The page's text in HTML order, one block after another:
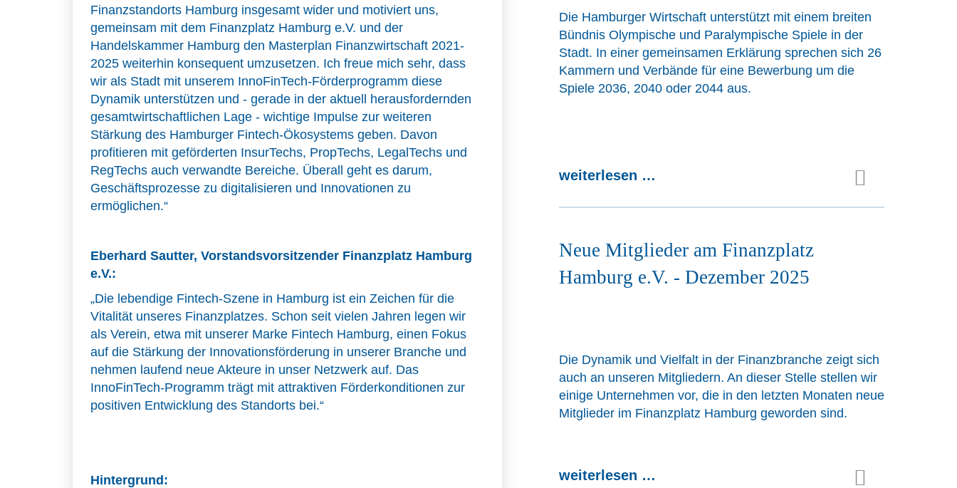
Finanzstandorts Hamburg insgesamt wider und motiviert uns,
gemeinsam mit dem Finanzplatz Hamburg e.V. und der
Handelskammer Hamburg den Masterplan Finanzwirtschaft 2021-
2025 weiterhin konsequent umzusetzen. Ich freue mich sehr, dass
wir als Stadt mit unserem InnoFinTech-Förderprogramm diese
Dynamik unterstützen und - gerade in der aktuell herausfordernden
gesamtwirtschaftlichen Lage - wichtige Impulse zur weiteren
Stärkung des Hamburger Fintech-Ökosystems geben. Davon
profitieren mit geförderten InsurTechs, PropTechs, LegalTechs und
RegTechs auch verwandte Bereiche. Überall geht es darum,
Geschäftsprozesse zu digitalisieren und Innovationen zu
ermöglichen.“
Eberhard Sautter, Vorstandsvorsitzender Finanzplatz Hamburg
e.V.:
„Die lebendige Fintech-Szene in Hamburg ist ein Zeichen für die
Vitalität unseres Finanzplatzes. Schon seit vielen Jahren legen wir
als Verein, etwa mit unserer Marke Fintech Hamburg, einen Fokus
auf die Stärkung der Innovationsförderung in unserer Branche und
nehmen laufend neue Akteure in unser Netzwerk auf. Das
InnoFinTech-Programm trägt mit attraktiven Förderkonditionen zur
positiven Entwicklung des Standorts bei.“
Hintergrund:
Die Hamburger Wirtschaft unterstützt mit einem breiten
Bündnis Olympische und Paralympische Spiele in der
Stadt. In einer gemeinsamen Erklärung sprechen sich 26
Kammern und Verbände für eine Bewerbung um die
Spiele 2036, 2040 oder 2044 aus.
weiterlesen …
Neue Mitglieder am Finanzplatz
Hamburg e.V. - Dezember 2025
Die Dynamik und Vielfalt in der Finanzbranche zeigt sich
auch an unseren Mitgliedern. An dieser Stelle stellen wir
einige Unternehmen vor, die in den letzten Monaten neue
Mitglieder im Finanzplatz Hamburg geworden sind.
weiterlesen …